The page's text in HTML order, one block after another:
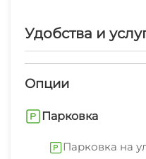
набережной.
Для комфортного
или шашлык.
Удобства и
Опции
Парковка
Парковка на